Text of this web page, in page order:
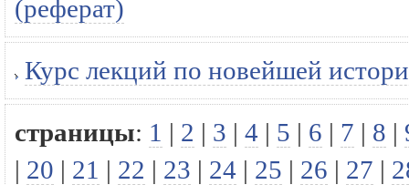
(реферат)
Курс лекций по новейшей
страницы: 1 | 2 | 3 | 4 | 5 | 6 | 7 | 8 |
| 20 | 21 | 22 | 23 | 24 | 25 | 26 | 27 |